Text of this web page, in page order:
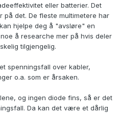
eller batterier. Det
det. De fleste multimetere har
hjelpe deg å "avsløre" en
å researche mer på hvis deler
tilgjengelig.
spenningsfall over kabler,
o.a. som er årsaken.
og ingen diode fins, så er det
Da kan det være et dårlig